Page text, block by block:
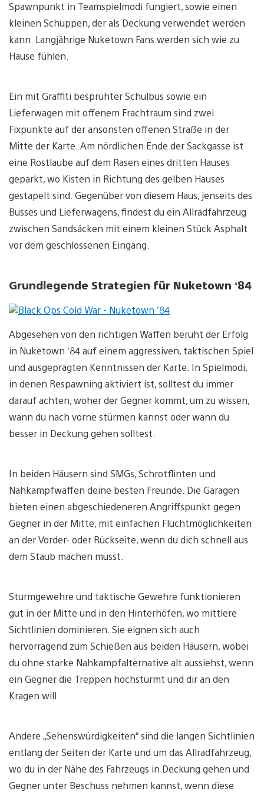
Spawnpunkt in Teamspielmodi fungiert, sowie einen
kleinen Schuppen, der als Deckung verwendet werden
kann. Langjährige Nuketown Fans werden sich wie zu
Hause fühlen.
Ein mit Graffiti besprühter Schulbus sowie ein
Lieferwagen mit offenem Frachtraum sind zwei
Fixpunkte auf der ansonsten offenen Straße in der
Mitte der Karte. Am nördlichen Ende der Sackgasse ist
eine Rostlaube auf dem Rasen eines dritten Hauses
geparkt, wo Kisten in Richtung des gelben Hauses
gestapelt sind. Gegenüber von diesem Haus, jenseits des
Busses und Lieferwagens, findest du ein Allradfahrzeug
zwischen Sandsäcken mit einem kleinen Stück Asphalt
vor dem geschlossenen Eingang.
Grundlegende Strategien für Nuketown ‘84
Abgesehen von den richtigen Waffen beruht der Erfolg
in Nuketown ‘84 auf einem aggressiven, taktischen Spiel
und ausgeprägten Kenntnissen der Karte. In Spielmodi,
in denen Respawning aktiviert ist, solltest du immer
darauf achten, woher der Gegner kommt, um zu wissen,
wann du nach vorne stürmen kannst oder wann du
besser in Deckung gehen solltest.
In beiden Häusern sind SMGs, Schrotflinten und
Nahkampfwaffen deine besten Freunde. Die Garagen
bieten einen abgeschiedeneren Angriffspunkt gegen
Gegner in der Mitte, mit einfachen Fluchtmöglichkeiten
an der Vorder- oder Rückseite, wenn du dich schnell aus
dem Staub machen musst.
Sturmgewehre und taktische Gewehre funktionieren
gut in der Mitte und in den Hinterhöfen, wo mittlere
Sichtlinien dominieren. Sie eignen sich auch
hervorragend zum Schießen aus beiden Häusern, wobei
du ohne starke Nahkampfalternative alt aussiehst, wenn
ein Gegner die Treppen hochstürmt und dir an den
Kragen will.
Andere „Sehenswürdigkeiten“ sind die langen Sichtlinien
entlang der Seiten der Karte und um das Allradfahrzeug,
wo du in der Nähe des Fahrzeugs in Deckung gehen und
Gegner unter Beschuss nehmen kannst, wenn diese